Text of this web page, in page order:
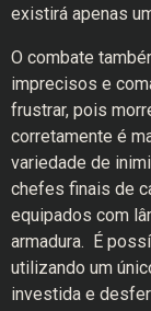
existirá apenas
O combate
imprecisos e
frustrar, pois
corretamente é
variedade de
chefes finais de
equipados com
armadura. É
utilizando um
investida e